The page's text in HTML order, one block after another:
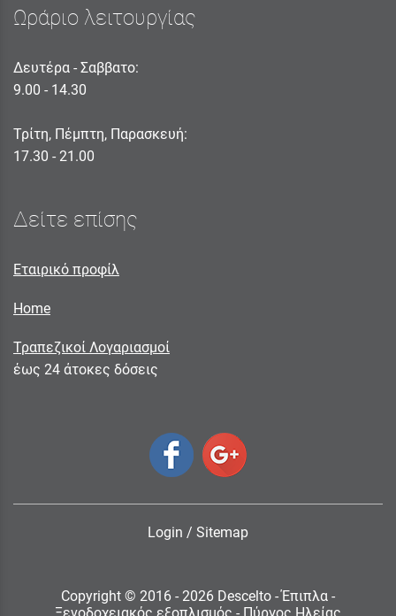
Ωράριο λειτουργίας
Δευτέρα - Σαββατο:
9.00 - 14.30
Τρίτη, Πέμπτη, Παρασκευή:
17.30 - 21.00
Δείτε επίσης
Εταιρικό προφίλ
Home
Τραπεζικοί Λογαριασμοί
έως 24 άτοκες δόσεις
Login / Sitemap
Copyright © 2016 - 2026 Descelto - Έπιπλα -
Ξενοδοχειακός εξοπλισμός - Πύργος Ηλείας